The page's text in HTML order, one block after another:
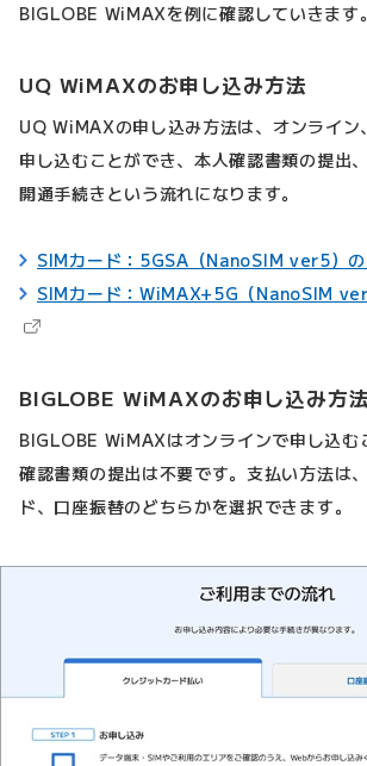
BIGLOBE WiMAXを例に確認していきます。
UQ WiMAXのお申し込み方法
UQ WiMAXの申し込み方法は、オンライン
申し込むことができ、本人確認書類の提出
開通手続きという流れになります。
SIMカード：5GSA（NanoSIM ver5）の
SIMカード：WiMAX+5G（NanoSIM
BIGLOBE WiMAXのお申し込み方法
BIGLOBE WiMAXはオンラインで申し込む
確認書類の提出は不要です。支払い方法は
ド、口座振替のどちらかを選択できます。